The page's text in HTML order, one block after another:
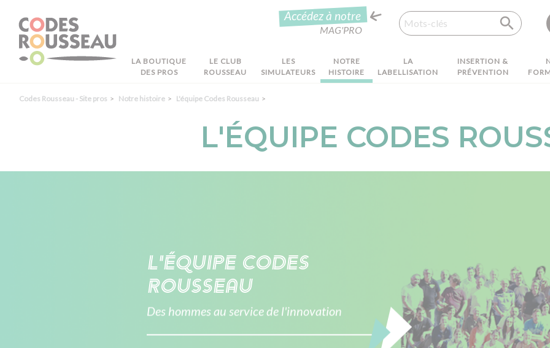
LA BOUTIQUE
DES PROS
LE CLUB
ROUSSEAU
LES
SIMULATEURS
NOTRE
HISTOIRE
LA
LABELLISATION
INSERTION &
PRÉVENTION
Accédez à notre
MAG'PRO
Recherche
Codes Rousseau - Site pros Notre histoire L'équipe Codes Rousseau
L'ÉQUIPE CODES
L'équipe Codes
Rousseau
Des hommes au service de l'innovation